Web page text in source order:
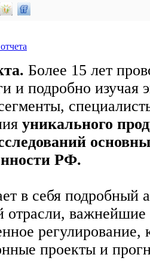
Более 15 лет
и подробно изучая
уникального
РФ.
в себя подробный
отрасли,
проекты и